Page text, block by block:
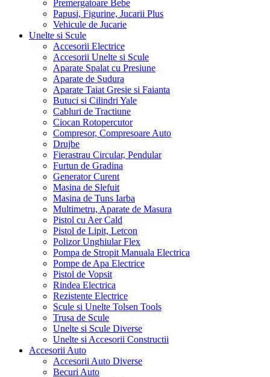
Premergatoare Bebe
Papusi, Figurine, Jucarii Plus
Vehicule de Jucarie
Unelte si Scule
Accesorii Electrice
Accesorii Unelte si Scule
Aparate Spalat cu Presiune
Aparate de Sudura
Aparate Taiat Gresie si Faianta
Butuci si Cilindri Yale
Cabluri de Tractiune
Ciocan Rotopercutor
Compresor, Compresoare Auto
Drujbe
Fierastrau Circular, Pendular
Furtun de Gradina
Generator Curent
Masina de Slefuit
Masina de Tuns Iarba
Multimetru, Aparate de Masura
Pistol cu Aer Cald
Pistol de Lipit, Letcon
Polizor Unghiular Flex
Pompa de Stropit Manuala Electrica
Pompe de Apa Electrice
Pistol de Vopsit
Rindea Electrica
Rezistente Electrice
Scule si Unelte Tolsen Tools
Trusa de Scule
Unelte si Scule Diverse
Unelte si Accesorii Constructii
Accesorii Auto
Accesorii Auto Diverse
Becuri Auto